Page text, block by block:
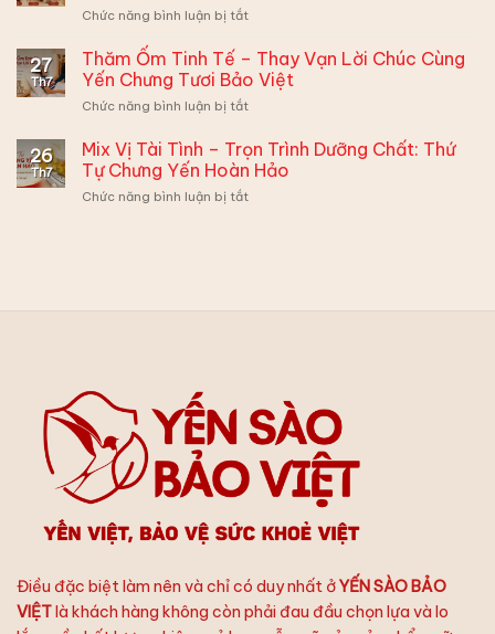
Xuất
Cùng
Hộp
Yến
Bảo
Việt
–
Đừng
Muộn
Phiền,
Có
Cách
Biến
Siêu
Chức năng bình luận bị tắtở
Mí
Công
Thức
Yến
Chưng
Ái”
27
Th7
Thăm Ốm Tinh Tế – Thay Vạn Lời Chúc Cùng
Yến Chưng Tươi Bảo Việt
Chức năng bình luận bị tắtở
Ốm
Tinh
Tế
–
26
Th7
Mix Vị Tài Tình – Trọn Trình Dưỡng Chất: Thứ
Tự Chưng Yến Hoàn Hảo
Chức năng bình luận bị tắtở
Chưng
Yến
Hoàn
Hảo
Điều đặc biệt làm nên và chỉ có duy nhất ởYẾN SÀO BẢO
VIỆTlà khách hàng không còn phải đau đầu chọn lựa và lo